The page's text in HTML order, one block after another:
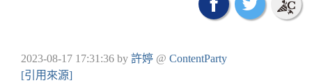
2023-08-17 17:31:36 by 許婷 @ ContentParty
[引用來源]